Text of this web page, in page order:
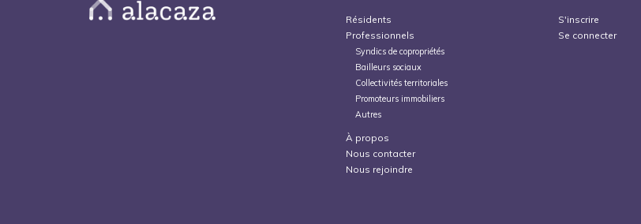
Résidents
Professionnels
Syndics de copropriétés
Bailleurs sociaux
Collectivités territoriales
Promoteurs immobiliers
Autres
À propos
Nous contacter
Nous rejoindre
S'inscrire
Se connecter